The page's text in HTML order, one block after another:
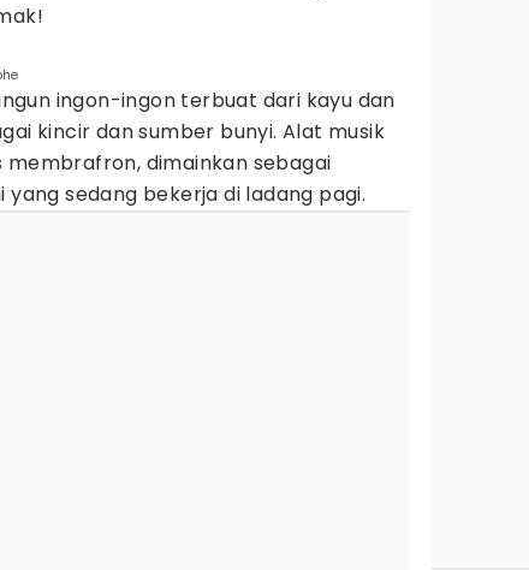
ingon-ingon terbuat dari kayu dan
kincir dan sumber bunyi. Alat musik
dimainkan sebagai
sedang bekerja di ladang pagi.